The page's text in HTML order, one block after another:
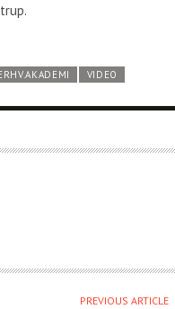
VIDEO
PREVIOUS ARTICLE